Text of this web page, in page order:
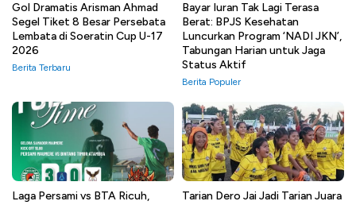
Gol Dramatis Arisman Ahmad
Segel Tiket 8 Besar Persebata
Lembata di Soeratin Cup U-17
2026
Berita Terbaru
Bayar Iuran Tak Lagi Terasa
Berat: BPJS Kesehatan
Luncurkan Program ‘NADI JKN’,
Tabungan Harian untuk Jaga
Status Aktif
Berita Populer
Laga Persami vs BTA Ricuh,
Tarian Dero Jai Jadi Tarian Juara